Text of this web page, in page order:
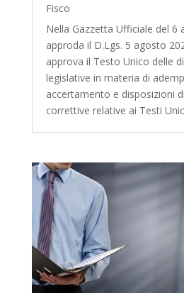
Fisco
Nella Gazzetta Ufficiale del 6
approda il D.Lgs. 5 agosto
approva il Testo Unico delle
legislative in materia di
accertamento e disposizioni
correttive relative ai Testi